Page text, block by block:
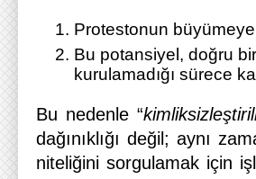
Protestonun
Bu potansiyel, doğru
kurulamadığı sürece
Bu nedenle “
dağınıklığı değil; aynı
niteliğini sorgulamak için